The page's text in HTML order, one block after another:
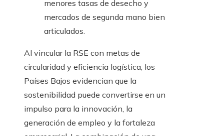
menores tasas de desecho y
mercados de segunda mano bien
articulados.
Al vincular la RSE con metas de
circularidad y eficiencia logística, los
Países Bajos evidencian que la
sostenibilidad puede convertirse en un
impulso para la innovación, la
generación de empleo y la fortaleza